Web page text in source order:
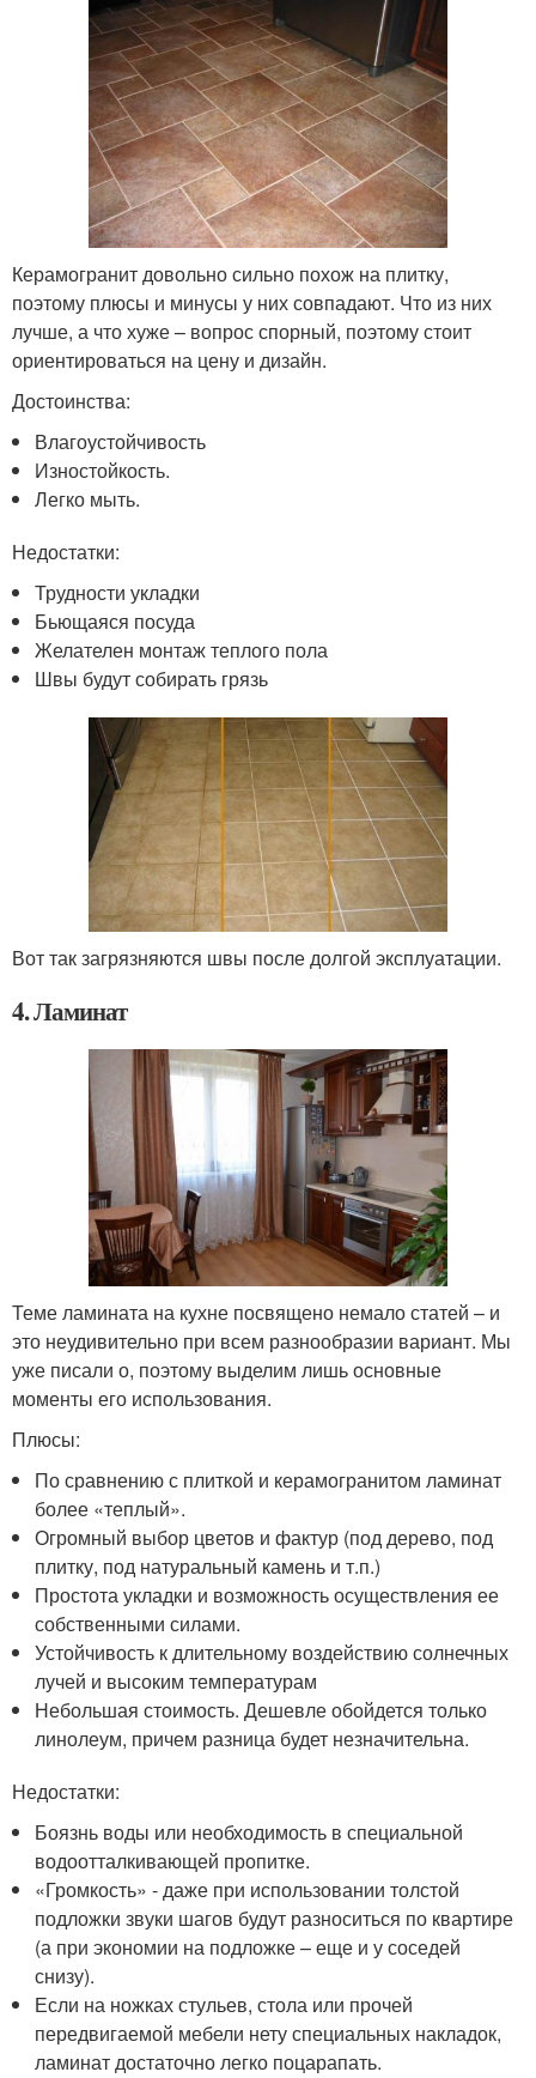
Керамогранит довольно сильно похож на плитку,
поэтому плюсы и минусы у них совпадают. Что из них
лучше, а что хуже – вопрос спорный, поэтому стоит
ориентироваться на цену и дизайн.
Достоинства:
Влагоустойчивость
Изностойкость.
Легко мыть.
Недостатки:
Трудности укладки
Бьющаяся посуда
Желателен монтаж теплого пола
Швы будут собирать грязь
Вот так загрязняются швы после долгой эксплуатации.
4. Ламинат
Теме ламината на кухне посвящено немало статей – и
это неудивительно при всем разнообразии вариант. Мы
уже писали о, поэтому выделим лишь основные
моменты его использования.
Плюсы:
По сравнению с плиткой и керамогранитом ламинат
более «теплый».
Огромный выбор цветов и фактур (под дерево, под
плитку, под натуральный камень и т.п.)
Простота укладки и возможность осуществления ее
собственными силами.
Устойчивость к длительному воздействию солнечных
лучей и высоким температурам
Небольшая стоимость. Дешевле обойдется только
линолеум, причем разница будет незначительна.
Недостатки:
Боязнь воды или необходимость в специальной
водоотталкивающей пропитке.
«Громкость» - даже при использовании толстой
подложки звуки шагов будут разноситься по квартире
(а при экономии на подложке – еще и у соседей
снизу).
Если на ножках стульев, стола или прочей
передвигаемой мебели нету специальных накладок,
ламинат достаточно легко поцарапать.